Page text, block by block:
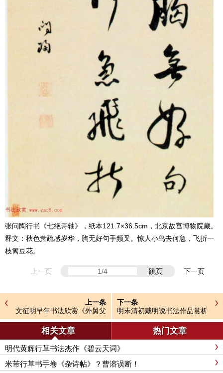
张问陶行书《七绝诗轴》，纸本121.7×36.5cm，北京故宫博物院藏。
释文：秋色萧疏感岁华，胸无好句手频叉。惊人小鸟去何急，飞折一
枝篱豆花。
上一页 跳页 下一页
上一条
文征明早年书法欣赏《外舅父
岳丈函》
下一条
明末清初戴明说书法作品赏析
相关文章 热门文章
明代黄辉行草书法杰作《碧云天词》
米芾行草书手卷《杂诗帖》？曹溶误断！